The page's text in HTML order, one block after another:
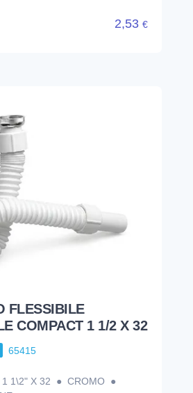
2,53 €
FLESSIBILE
COMPACT 1 1/2 X 32
65415
1\2" X 32 ● CROMO ●